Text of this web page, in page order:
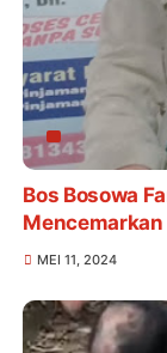
Bos Bosowa
Mencemarkan
MEI 11, 2024